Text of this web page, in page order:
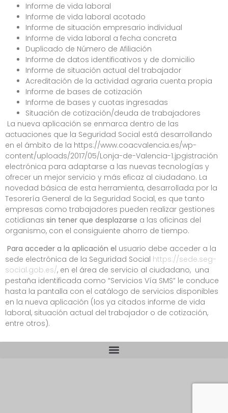
Informe de vida laboral
Informe de vida laboral acotado
Informe de situación empresario individual
Informe de vida laboral a fecha concreta
Duplicado de Número de Afiliación
Informe de datos identificativos y de domicilio
Informe de situación actual del trabajador
Acreditación de la actividad agraria cuenta propia
Informe de bases de cotización
Informe de bases y cuotas ingresadas
Situación de cotización/deuda de trabajadores
La nueva aplicación se enmarca dentro de las
actuaciones que la Seguridad Social está desarrollando
en el ámbito de la https://www.coacvalencia.es/wp-
content/uploads/2017/05/Lonja-de-Valencia-1.jpgistración
electrónica para adaptarse a las nuevas tecnologías y
ofrecer un mejor servicio y más eficaz al ciudadano. La
novedad básica de esta herramienta, desarrollada por la
Tesorería General de la Seguridad Social, es que tanto
empresas como trabajadores pueden realizar gestiones
cotidianas sin tener que desplazarse a las oficinas del
organismo, con el consiguiente ahorro de tiempo.
Para acceder a la aplicación el usuario debe acceder a la
sede electrónica de la Seguridad Social https://sede.seg-
social.gob.es/, en el área de servicio al ciudadano, una
pestaña identificada como “Servicios Vía SMS” le conduce
hasta la pantalla con el catálogo de servicios disponibles
en la nueva aplicación (los ya citados informe de vida
laboral, situación actual del trabajador o de cotización,
entre otros).